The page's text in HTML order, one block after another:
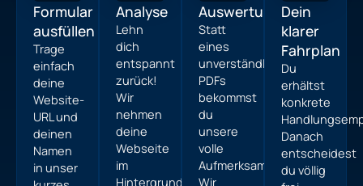
Formular
ausfüllen
Trage
einfach
deine
Website-
URL und
deinen
Namen
in unser
Analyse
Lehn
dich
entspannt
zurück!
Wir
nehmen
deine
Webseite
im
Hintergrund
Auswertung
Statt
eines
unverständlichen
PDFs
bekommst
du
unsere
volle
Aufmerksamkeit:
Wir
Dein
klarer
Fahrplan
Du
erhältst
konkrete
Danach
entscheidest
du völlig